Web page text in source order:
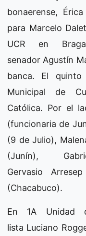
bonaerense,
para Marcelo
UCR en
senador Agustín
banca. El
Municipal de
Católica. Por el
(funcionaria de
(9 de Julio),
(Junín),
Gervasio
(Chacabuco).
En 1A Unidad
lista Luciano